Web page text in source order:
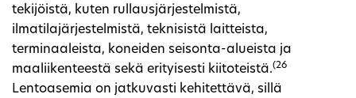
tekijöistä, kuten rullausjärjestelmistä,
ilmatilajärjestelmistä, teknisistä laitteista,
terminaaleista, koneiden seisonta-alueista ja
maaliikenteestä sekä erityisesti kiitoteistä.(26
Lentoasemia on jatkuvasti kehitettävä, sillä